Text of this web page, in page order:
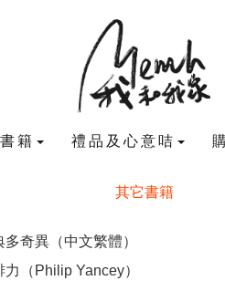
書籍 禮品及心意咭
其它書籍
多奇異（中文繁體）
力（Philip Yancey）